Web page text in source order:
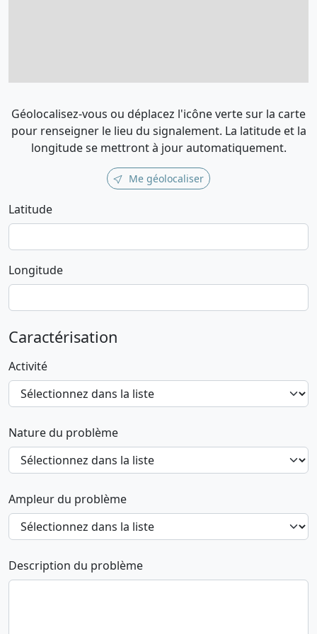
Géolocalisez-vous ou déplacez l'icône verte sur la carte
pour renseigner le lieu du signalement. La latitude et la
longitude se mettront à jour automatiquement.
Me géolocaliser
Latitude
Longitude
Caractérisation
Activité
Nature du problème
Ampleur du problème
Description du problème